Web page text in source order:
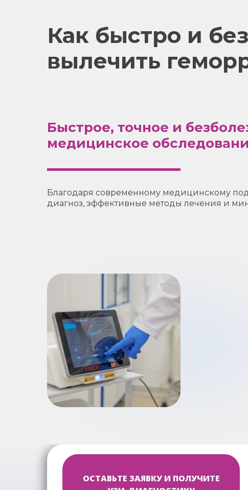
Как быстро и
вылечить
Быстрое, точное и
медицинское
Благодаря современному медицинскому
диагноз, эффективные методы лечения и
ОСТАВЬТЕ ЗАЯВКУ И ПОЛУЧИТЕ